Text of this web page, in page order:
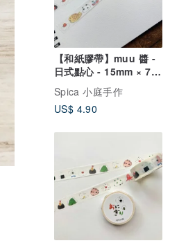
【和紙膠帶】muu 醬 -
日式點心 - 15mm × 7m
| Spica 小庭手作
(SM25)
Spica 小庭手作
US$ 4.90